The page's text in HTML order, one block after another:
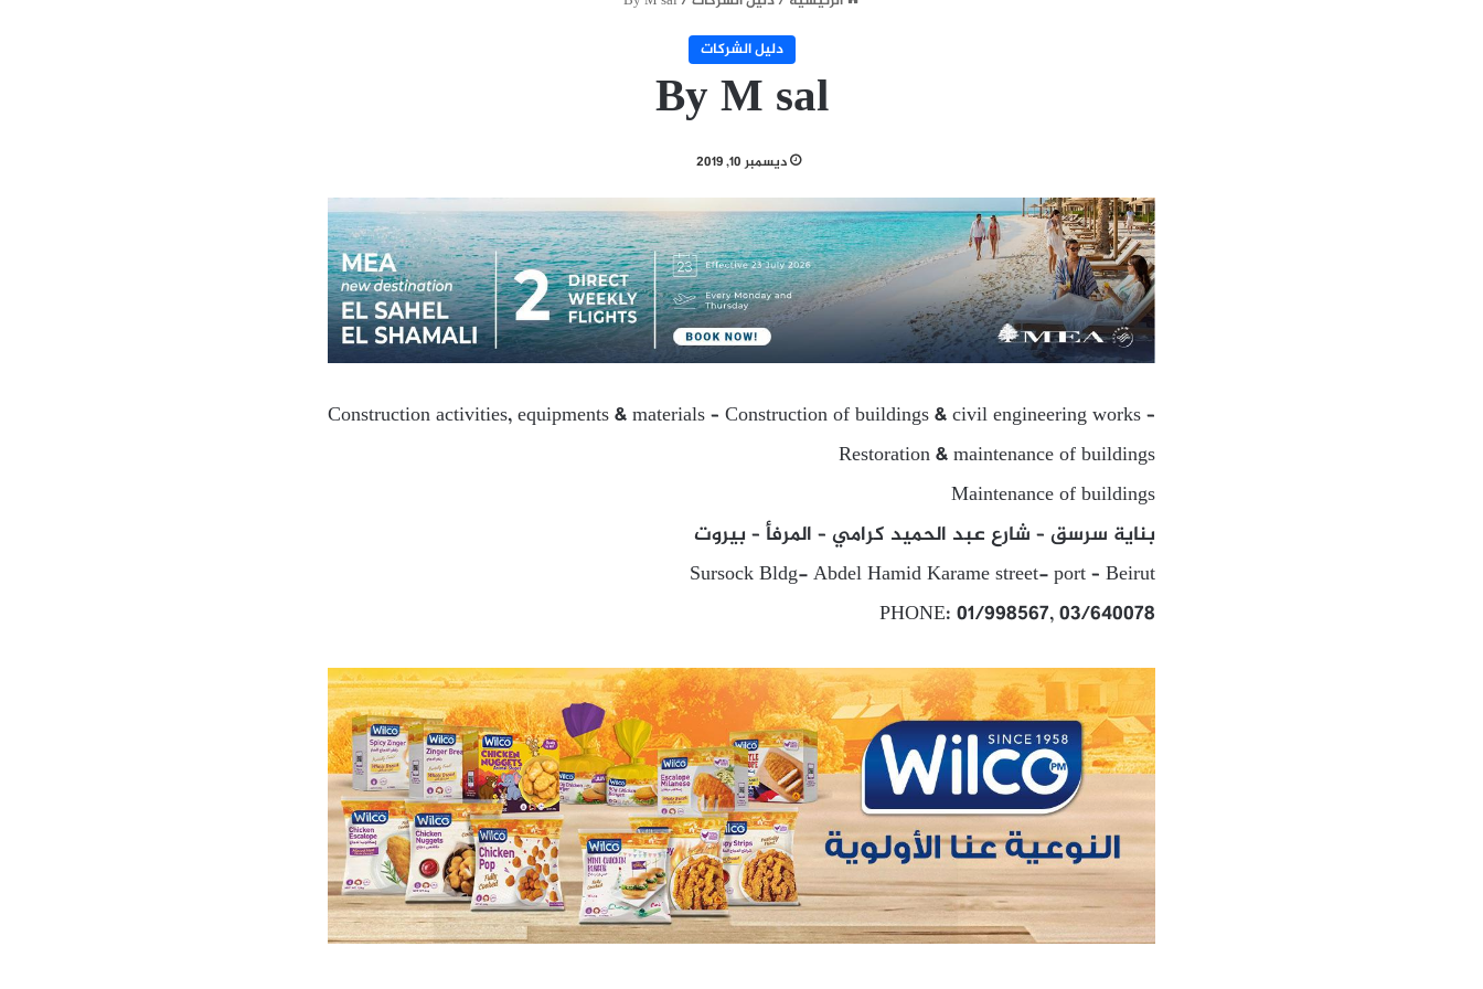
دليل الشركات
By M sal
ديسمبر 10, 2019
Construction activities, equipments & materials – Construction of buildings & civil engineering works –
Restoration & maintenance of buildings
Maintenance of buildings
بناية سرسق – شارع عبد الحميد كرامي – المرفأ – بيروت
Sursock Bldg- Abdel Hamid Karame street- port – Beirut
PHONE: 01/998567, 03/640078